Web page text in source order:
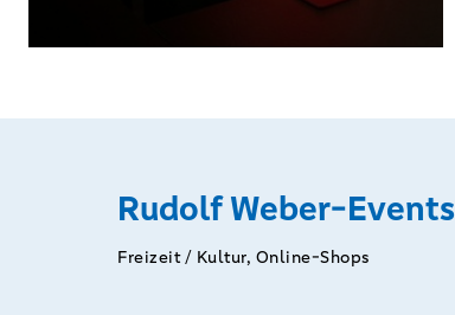
Rudolf Weber-Events
Freizeit / Kultur, Online-Shops